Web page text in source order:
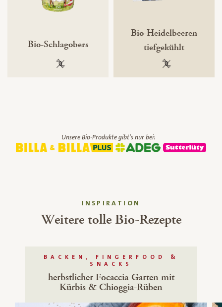
Bio-Schlagobers
100 % gentechnikfrei
Bio-Heidelbeeren
tiefgekühlt
100 %
Unsere Bio-Produkte gibt's nur bei:
INSPIRATION
Weitere tolle Bio-Rezepte
BACKEN, FINGERFOOD &
SNACKS
herbstlicher Focaccia-Garten mit
Kürbis & Chioggia-Rüben